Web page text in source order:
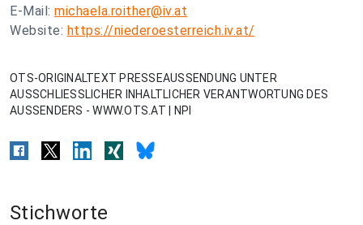
E-Mail: michaela.roither@iv.at
Website: https://niederoesterreich.iv.at/
OTS-ORIGINALTEXT PRESSEAUSSENDUNG UNTER
AUSSCHLIESSLICHER INHALTLICHER VERANTWORTUNG DES
AUSSENDERS - WWW.OTS.AT | NPI
Stichworte